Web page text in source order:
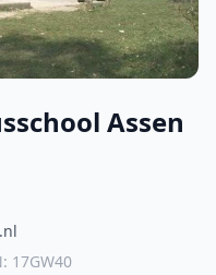
Assen
17GW40